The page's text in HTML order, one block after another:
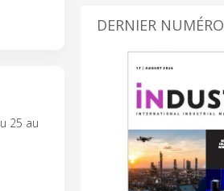
25 au
DERNIER NUMÉRO